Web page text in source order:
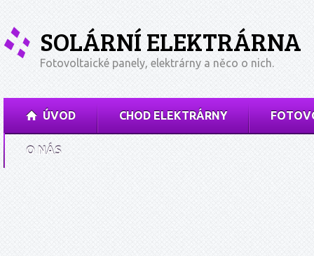
SOLÁRNÍ ELEKTRÁRNA
Fotovoltaické panely, elektrárny a něco o nich.
ÚVOD CHOD ELEKTRÁRNY
O NÁS